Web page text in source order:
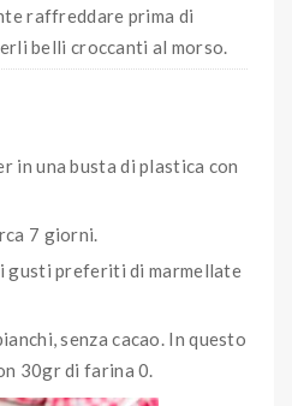
raffreddare prima di
belli croccanti al morso.
in una busta di plastica con
7 giorni.
gusti preferiti di marmellate
senza cacao. In questo
30gr di farina 0.